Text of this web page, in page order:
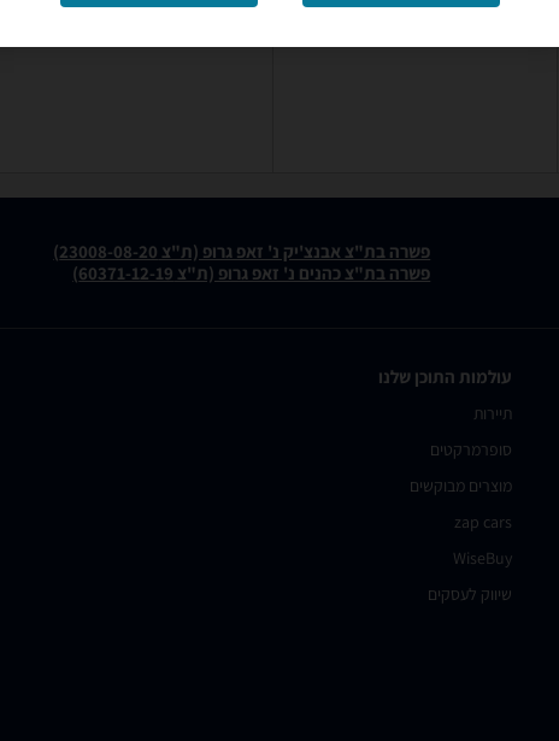
פשרה בת"צ אבנצ'יק נ' זאפ גרופ (ת"צ 23008-08-20)
פשרה בת"צ כהנים נ' זאפ גרופ (ת"צ 60371-12-19)
עולמות התוכן שלנו
תיירות
סופרמרקטים
מוצרים מבוקשים
zap cars
WiseBuy
שיווק לעסקים